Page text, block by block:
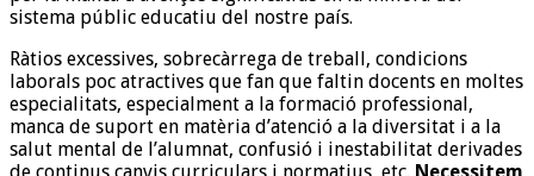
sistema públic educatiu del nostre país.
Ràtios excessives, sobrecàrrega de treball, condicions
laborals poc atractives que fan que faltin docents en moltes
especialitats, especialment a la formació professional,
manca de suport en matèria d’atenció a la diversitat i a la
salut mental de l’alumnat, confusió i inestabilitat derivades